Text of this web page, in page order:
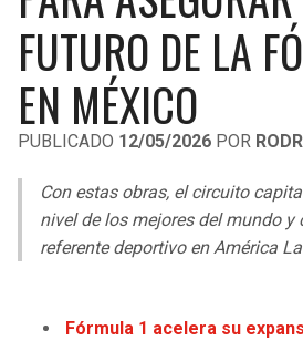
LIGA DE EXPANSIÓN MX
LEAGUES CUP
UEFA EUROPA LEAGUE
UEFA CONFERENCE LEAGUE
MLS
COPA SUDAMERICANA
LIGA BETPLAY
CHARGERS
BENGALS
CAVALIERS
PISTONS
BUCKS
FUTURO DE LA
EN MÉXICO
PUBLICADO 12/05/2026 POR
Con estas obras, el circuito
nivel de los mejores del mundo y
referente deportivo en América
Fórmula 1 acelera su